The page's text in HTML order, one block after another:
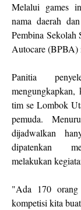
Melalui games
nama daerah
Pembina Sekolah
Autocare (BPBA)
Panitia
tim se Lombok
pemuda.
dijadwalkan
dipatenkan
melakukan
"Ada 170
kompetisi kita